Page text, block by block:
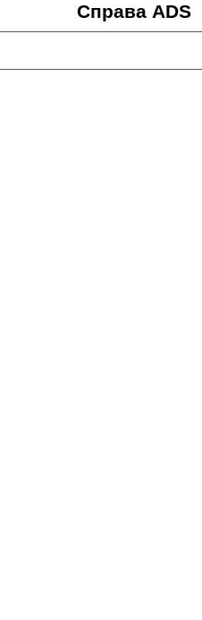
Справа ADS